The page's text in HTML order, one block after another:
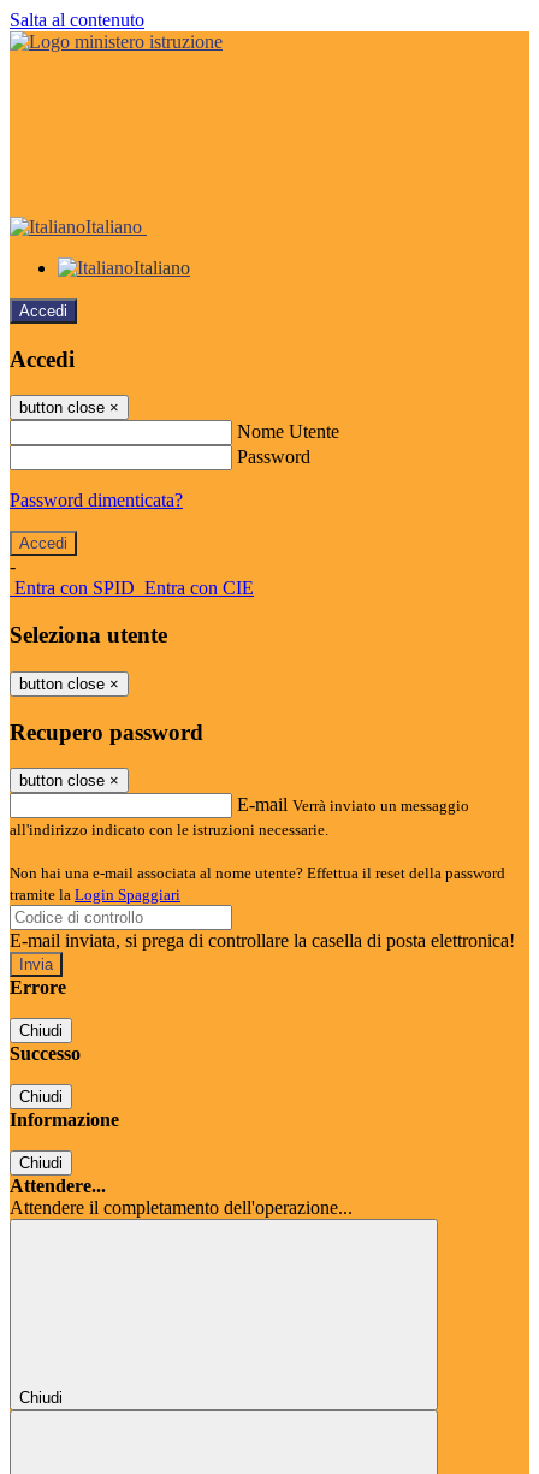
Salta al contenuto
Italiano
Italiano
Accedi
Accedi
button close ×
Nome Utente
Password
Password dimenticata?
-
Entra con SPID Entra con CIE
Seleziona utente
button close ×
Recupero password
button close ×
E-mail Verrà inviato un messaggio
all'indirizzo indicato con le istruzioni necessarie.
Non hai una e-mail associata al nome utente? Effettua il reset della password
tramite la Login Spaggiari
E-mail inviata, si prega di controllare la casella di posta elettronica!
Errore
Chiudi
Successo
Chiudi
Informazione
Chiudi
Attendere...
Attendere il completamento dell'operazione...
Chiudi